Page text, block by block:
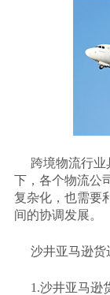
跨境物流行
下，各个物流公
复杂化，也需要
间的协调发展。
沙井亚马逊货
1.沙井亚马逊